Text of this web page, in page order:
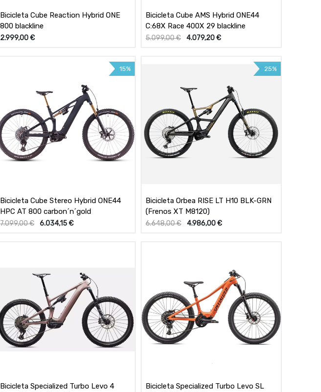
Bicicleta Cube Reaction Hybrid ONE
800 blackline
2.999,00€
Bicicleta Cube AMS Hybrid ONE44
C:68X Race 400X 29 blackline
5.099,00€ 4.079,20€
15%
Bicicleta Cube Stereo Hybrid ONE44
HPC AT 800 carbon´n´gold
7.099,00€ 6.034,15€
25%
Bicicleta Orbea RISE LT H10 BLK-GRN
(Frenos XT M8120)
6.648,00€ 4.986,00€
Bicicleta Specialized Turbo Levo 4
Bicicleta Specialized Turbo Levo SL